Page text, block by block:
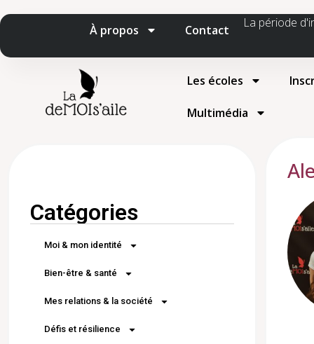
À propos Contact La période
Les écoles
Multimédia
Catégories
Moi & mon identité
Bien-être & santé
Mes relations & la société
Défis et résilience